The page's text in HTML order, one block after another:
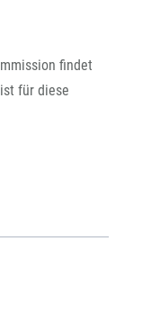
findet
für diese